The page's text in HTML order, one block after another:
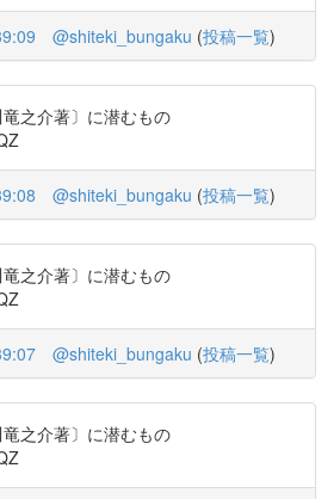
@shiteki_bungaku (投稿一覧)
竜之介著〕に潜むもの
@shiteki_bungaku (投稿一覧)
竜之介著〕に潜むもの
@shiteki_bungaku (投稿一覧)
竜之介著〕に潜むもの